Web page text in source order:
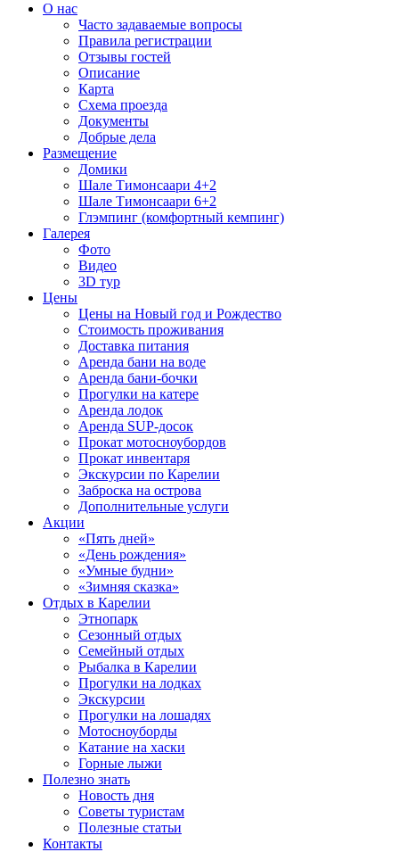
О нас
Часто задаваемые вопросы
Правила регистрации
Отзывы гостей
Описание
Карта
Схема проезда
Документы
Добрые дела
Размещение
Домики
Шале Тимонсаари 4+2
Шале Тимонсаари 6+2
Глэмпинг (комфортный кемпинг)
Галерея
Фото
Видео
3D тур
Цены
Цены на Новый год и Рождество
Стоимость проживания
Доставка питания
Аренда бани на воде
Аренда бани-бочки
Прогулки на катере
Аренда лодок
Аренда SUP-досок
Прокат мотосноубордов
Прокат инвентаря
Экскурсии по Карелии
Заброска на острова
Дополнительные услуги
Акции
«Пять дней»
«День рождения»
«Умные будни»
«Зимняя сказка»
Отдых в Карелии
Этнопарк
Сезонный отдых
Семейный отдых
Рыбалка в Карелии
Прогулки на лодках
Экскурсии
Прогулки на лошадях
Мотосноуборды
Катание на хаски
Горные лыжи
Полезно знать
Новость дня
Советы туристам
Полезные статьи
Контакты